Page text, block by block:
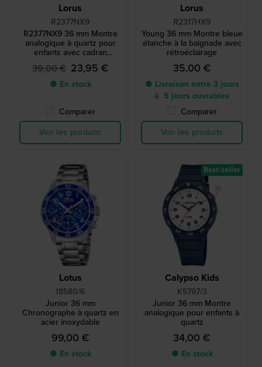
Lorus
R2377NX9
R2377NX9 36 mm Montre
analogique à quartz pour
enfants avec cadran
rétroéclairé
39,00 € 23,95 €
● En stock
Comparer
Voir les produits
Lorus
R2317HX9
Young 36 mm Montre bleue
étanche à la baignade avec
rétroéclairage
35,00 €
● Livraison entre 3 jours
à 5 jours ouvrables
Comparer
Voir les produits
Lotus
18580/6
Junior 36 mm
Chronographe à quartz en
acier inoxydable
99,00 €
● En stock
Calypso Kids
K5797/3
Junior 36 mm Montre
analogique pour enfants à
quartz
34,00 €
● En stock
Best-seller